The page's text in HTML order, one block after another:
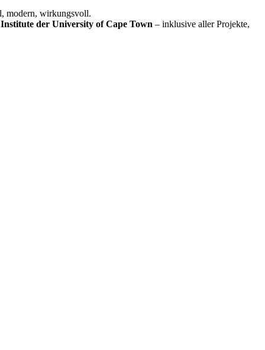
modern, wirkungsvoll.
der University of Cape Town – inklusive aller Projekte,